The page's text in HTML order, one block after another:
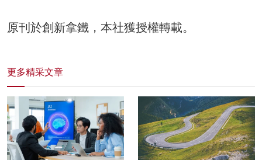
原刊於創新拿鐵，本社獲授權轉載。
更多精采文章